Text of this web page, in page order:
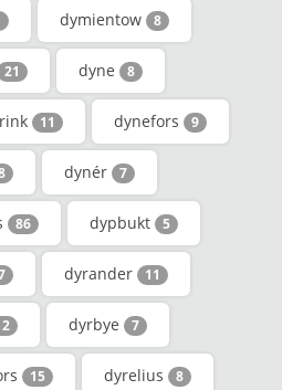
dymientow 8
21 dyne 8
11 dynefors 9
dynér 7
86 dypbukt 5
dyrander 11
dyrbye 7
15 dyrelius 8